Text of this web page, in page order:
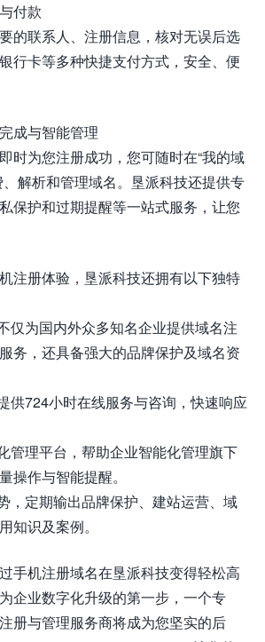
付款
的联系人、注册信息，核对无误后选
行卡等多种快捷支付方式，安全、便
成与智能管理
时为您注册成功，您可随时在“我的域
解析和管理域名。垦派科技还提供专
保护和过期提醒等一站式服务，让您
注册体验，垦派科技还拥有以下独特
仅为国内外众多知名企业提供域名注
务，还具备强大的品牌保护及域名资
供724小时在线服务与咨询，快速响应
管理平台，帮助企业智能化管理旗下
操作与智能提醒。
，定期输出品牌保护、建站运营、域
知识及案例。
手机注册域名在垦派科技变得轻松高
企业数字化升级的第一步，一个专
册与管理服务商将成为您坚实的后